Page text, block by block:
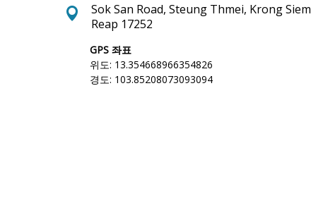
Sok San Road, Steung Thmei, Krong Siem
Reap 17252
GPS 좌표
위도: 13.354668966354826
경도: 103.85208073093094